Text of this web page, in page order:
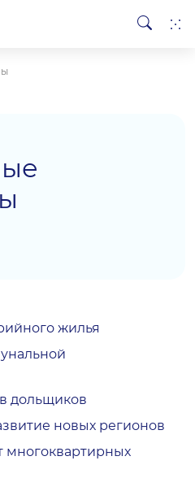
жилья
дольщиков
новых регионов
многоквартирных